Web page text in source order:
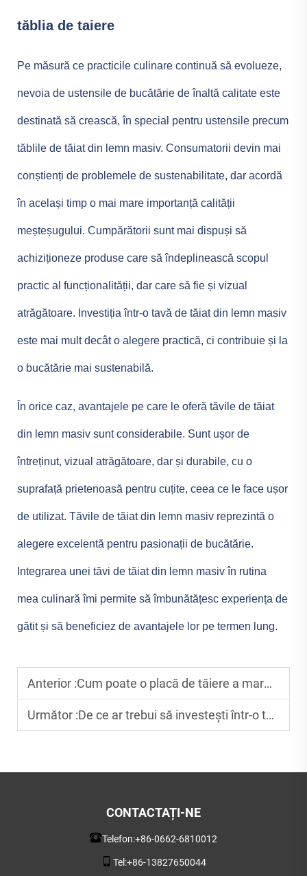
tăblia de taiere
Pe măsură ce practicile culinare continuă să evolueze,
nevoia de ustensile de bucătărie de înaltă calitate este
destinată să crească, în special pentru ustensile precum
tăblile de tăiat din lemn masiv. Consumatorii devin mai
conștienți de problemele de sustenabilitate, dar acordă
în același timp o mai mare importanță calității
meșteșugului. Cumpărătorii sunt mai dispuși să
achiziționeze produse care să îndeplinească scopul
practic al funcționalității, dar care să fie și vizual
atrăgătoare. Investiția într-o tavă de tăiat din lemn masiv
este mai mult decât o alegere practică, ci contribuie și la
o bucătărie mai sustenabilă.
În orice caz, avantajele pe care le oferă tăvile de tăiat
din lemn masiv sunt considerabile. Sunt ușor de
întreținut, vizual atrăgătoare, dar și durabile, cu o
suprafață prietenoasă pentru cuțite, ceea ce le face ușor
de utilizat. Tăvile de tăiat din lemn masiv reprezintă o
alegere excelentă pentru pasionații de bucătărie.
Integrarea unei tăvi de tăiat din lemn masiv în rutina
mea culinară îmi permite să îmbunătățesc experiența de
gătit și să beneficiez de avantajele lor pe termen lung.
Anterior :Cum poate o placă de tăiere a marmurelor să îmbunătăţească estetica bucătăriei
Următor :De ce ar trebui să investești într-o tavă de tăiat din nuc pentru bucătărie
CONTACTAȚI-NE
Telefon:+86-0662-6810012
Tel:+86-13827650044